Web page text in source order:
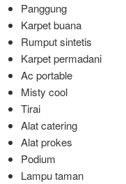
Panggung
Karpet buana
Rumput sintetis
Karpet permadani
Ac portable
Misty cool
Tirai
Alat catering
Alat prokes
Podium
Lampu taman